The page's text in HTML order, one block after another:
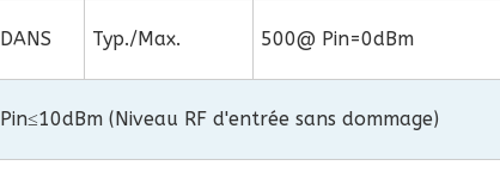
DANS Typ./Max. 500@ Pin=0dBm
Pin≤10dBm (Niveau RF d'entrée sans dommage)